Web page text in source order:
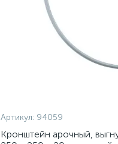
Артикул: 94059
Кронштейн арочный,